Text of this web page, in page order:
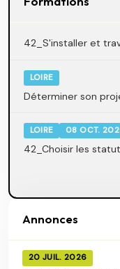
42_S'installer et
LOIRE
Déterminer son
LOIRE 08 OCT.
42_Choisir les
Annonces
20 JUIL. 2026